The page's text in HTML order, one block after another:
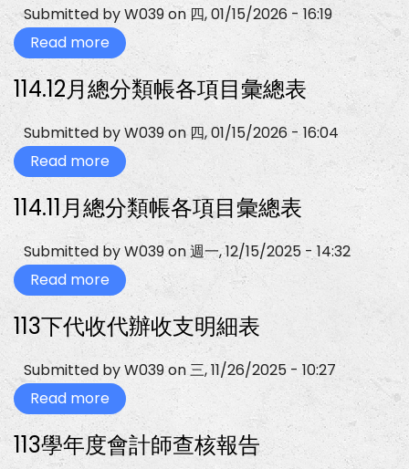
計
師
查
核
報
告-
更
Submitted byW039on四, 01/15/2026 - 16:19
Read more about
113
學
年
度
算
書-
更
新
114.12月總分類帳各項目彙總表
Submitted byW039on 四, 01/15/2026 - 16:04
Read more about
114.12
總
分
帳
各
項
目
彙
總
表
114.11月總分類帳各項目彙總表
Submitted byW039on週一, 12/15/2025 - 14:32
Read more about
114.11
月
總
分
帳
各
項
目
彙
總
表
113下代收代辦收支明細表
Submitted byW039on三, 11/26/2025 - 10:27
Read more about
113
下
代
收
113學年度會計師查核報告